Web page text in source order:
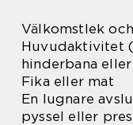
Välkomstlek
Huvudaktivitet
hinderbana
Fika eller mat
En lugnare
pyssel eller